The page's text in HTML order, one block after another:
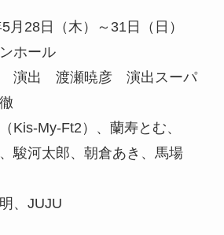
月28日（木）～31日（日）
ホール
演出 渡瀬暁彦 演出スーパ
My-Ft2）、蘭寿とむ、
駿河太郎、朝倉あき、馬場
、JUJU